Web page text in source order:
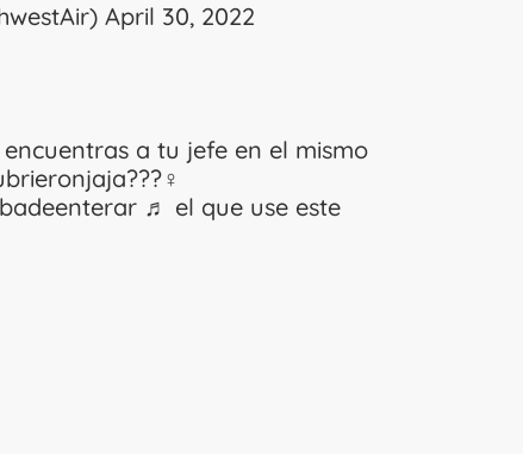
April 30, 2022
a tu jefe en el mismo
♬ el que use este